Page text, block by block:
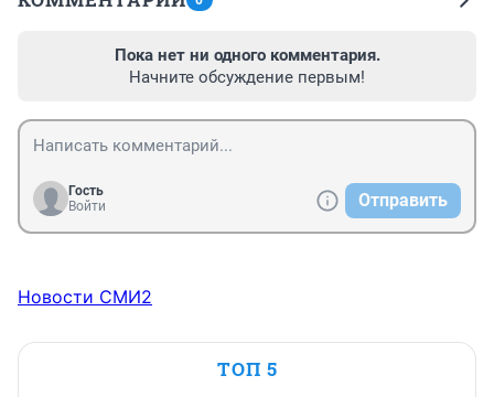
Пока нет ни одного комментария.
Начните обсуждение первым!
Гость
Войти
Отправить
Новости СМИ2
ТОП 5